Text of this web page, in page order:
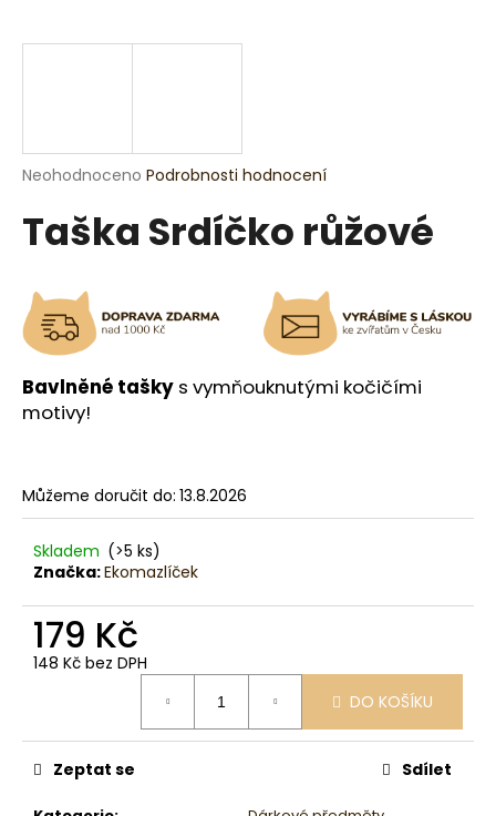
Průměrné
produktu
hvězdiček.
Neohodnoceno Podrobnosti hodnocení
Taška Srdíčko růžové
Bavlněné tašky s vymňouknutými kočičími
motivy!
Můžeme doručit do: 13.8.2026
Skladem (>5 ks)
Značka:Ekomazlíček
179 Kč
148 Kč bez DPH
DO KOŠÍKU
Zeptat se Sdílet
j
?
D
o
p
o
č
u
e
m
e